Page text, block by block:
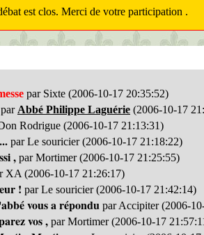
est clos. Merci de votre participation .
par Sixte (2006-10-17 20:35:52)
par Abbé Philippe Laguérie (2006-10-17
Rodrigue (2006-10-17 21:13:31)
par Le souricier (2006-10-17 21:18:22)
, par Mortimer (2006-10-17 21:25:55)
XA (2006-10-17 21:26:17)
! par Le souricier (2006-10-17 21:42:14)
vous a répondu par Accipiter (2006-
vos , par Mortimer (2006-10-17